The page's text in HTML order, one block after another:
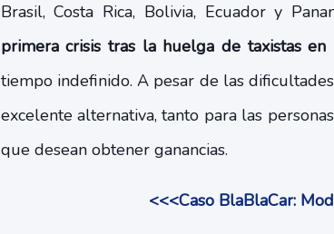
Brasil, Costa Rica, Bolivia, Ecuador y
primera crisis tras la huelga de taxistas en
tiempo indefinido. A pesar de las
excelente alternativa, tanto para las
que desean obtener ganancias.
<<<Caso BlaBlaCar: